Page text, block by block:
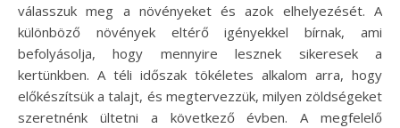
válasszuk meg a növényeket és azok elhelyezését. A
különböző növények eltérő igényekkel bírnak, ami
befolyásolja, hogy mennyire lesznek sikeresek a
kertünkben. A téli időszak tökéletes alkalom arra, hogy
előkészítsük a talajt, és megtervezzük, milyen zöldségeket
szeretnénk ültetni a következő évben. A megfelelő